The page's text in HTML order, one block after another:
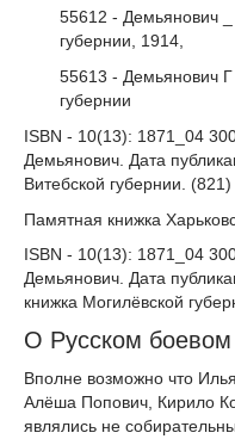
55612 - Демьянович _
губернии, 1914,
55613 - Демьянович
губернии
ISBN - 10(13): 1871_04
Демьянович. Дата
Витебской губернии. (821)
Памятная книжка
ISBN - 10(13): 1871_04
Демьянович. Дата
книжка Могилёвской
О Русском боевом
Вполне возможно что
Алёша Попович, Кирило
являлись не